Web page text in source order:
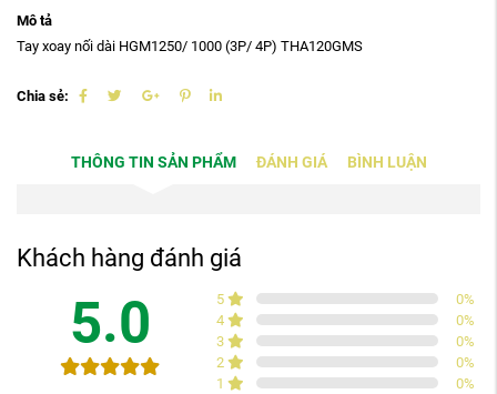
Mô tả
Tay xoay nối dài HGM1250/ 1000 (3P/ 4P) THA120GMS
Chia sẻ:
THÔNG TIN SẢN PHẨM ĐÁNH GIÁ BÌNH LUẬN
Khách hàng đánh giá
5.0 5 0%
4
0%
3
0%
2
0%
1
0%